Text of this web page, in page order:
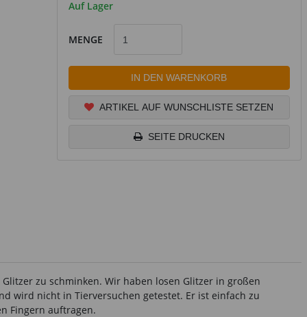
Auf Lager
MENGE
IN DEN WARENKORB
ARTIKEL AUF WUNSCHLISTE SETZEN
SEITE DRUCKEN
zu schminken. Wir haben losen Glitzer in großen
wird nicht in Tierversuchen getestet. Er ist einfach zu
Fingern auftragen.